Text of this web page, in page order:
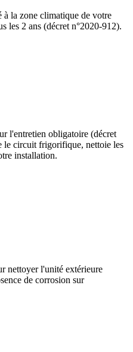
à la zone climatique de votre
les 2 ans (décret n°2020-912).
l'entretien obligatoire (décret
le circuit frigorifique, nettoie les
installation.
nettoyer l'unité extérieure
de corrosion sur